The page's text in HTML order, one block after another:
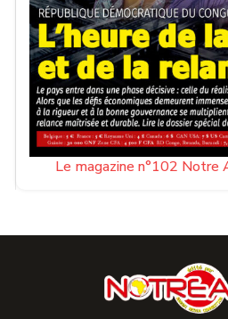
Le magazine n°102 Notre